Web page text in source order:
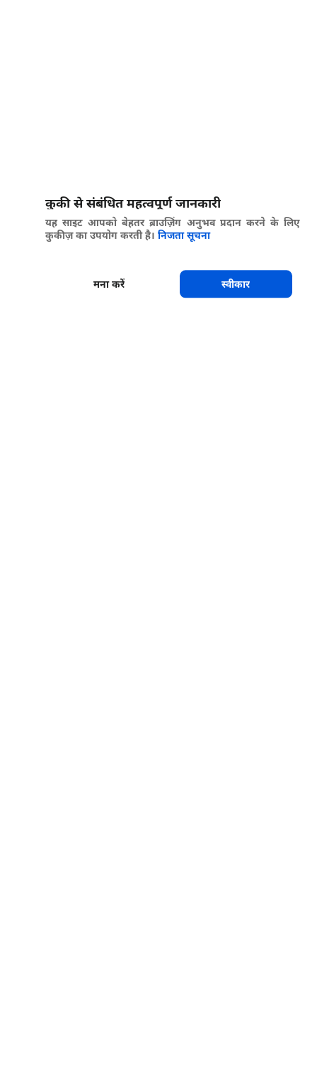
कुकी से संबंधित महत्वपूर्ण जानकारी
यह साइट आपको बेहतर ब्राउज़िंग अनुभव प्रदान करने के लिए
कुकीज़ का उपयोग करती है। निजता सूचना
मना करें स्वीकार